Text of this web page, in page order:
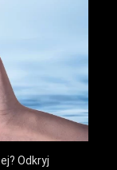
Odkryj